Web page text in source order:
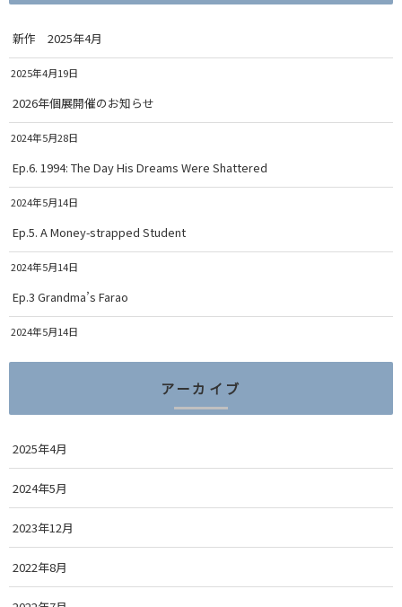
新作 2025年4月
2025年4月19日
2026年個展開催のお知らせ
2024年5月28日
Ep.6. 1994: The Day His Dreams Were Shattered
2024年5月14日
Ep.5. A Money-strapped Student
2024年5月14日
Ep.3 Grandma’s Farao
2024年5月14日
アーカイブ
2025年4月
2024年5月
2023年12月
2022年8月